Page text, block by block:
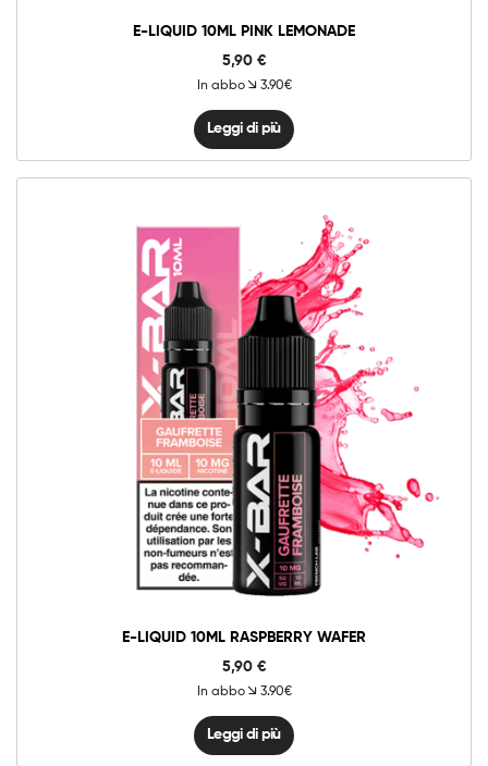
E-LIQUID 10ML PINK LEMONADE
5,90 €
In abbo 3.90€
Leggi di più
E-LIQUID 10ML RASPBERRY WAFER
5,90 €
In abbo 3.90€
Leggi di più